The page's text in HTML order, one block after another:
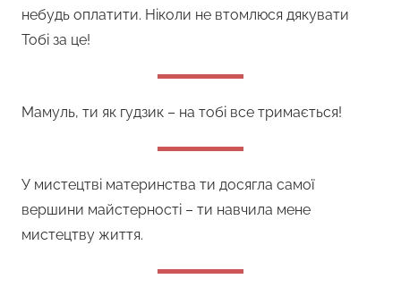
небудь оплатити. Ніколи не втомлюся дякувати
Тобі за це!
Мамуль, ти як гудзик – на тобі все тримається!
У мистецтві материнства ти досягла самої
вершини майстерності – ти навчила мене
мистецтву життя.